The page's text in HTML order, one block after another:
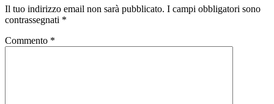
Il tuo indirizzo email non sarà pubblicato. I campi obbligatori sono
contrassegnati *
Commento *